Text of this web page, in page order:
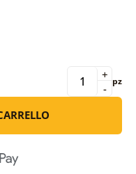
-
+ pz